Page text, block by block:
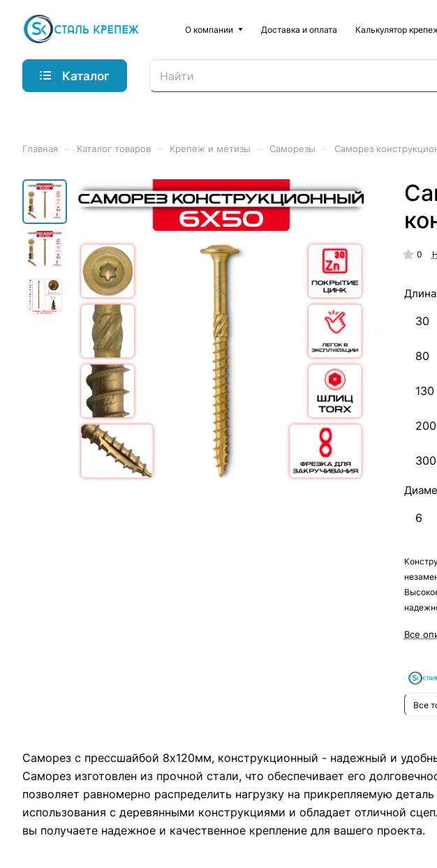
О компании Доставка и оплата Калькулятор
Каталог
Главная Каталог товаров Крепеж и метизы Саморезы Саморез
0
30
80
130
200
300
6
Все
Все
Саморез с прессшайбой 8х120мм, конструкционный - надежный и
Саморез изготовлен из прочной стали, что обеспечивает его
позволяет равномерно распределить нагрузку на прикрепляемую
использования с деревянными конструкциями и обладает отличной
вы получаете надежное и качественное крепление для вашего проекта.